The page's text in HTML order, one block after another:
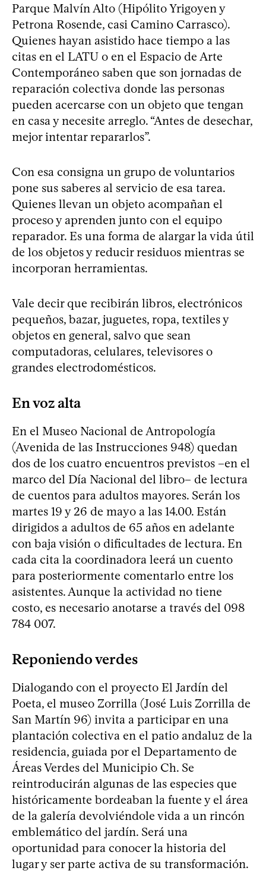
Parque Malvín Alto (Hipólito Yrigoyen y
Petrona Rosende, casi Camino Carrasco).
Quienes hayan asistido hace tiempo a las
citas en el LATU o en el Espacio de Arte
Contemporáneo saben que son jornadas de
reparación colectiva donde las personas
pueden acercarse con un objeto que tengan
en casa y necesite arreglo. “Antes de desechar,
mejor intentar repararlos”.
Con esa consigna un grupo de voluntarios
pone sus saberes al servicio de esa tarea.
Quienes llevan un objeto acompañan el
proceso y aprenden junto con el equipo
reparador. Es una forma de alargar la vida útil
de los objetos y reducir residuos mientras se
incorporan herramientas.
Vale decir que recibirán libros, electrónicos
pequeños, bazar, juguetes, ropa, textiles y
objetos en general, salvo que sean
computadoras, celulares, televisores o
grandes electrodomésticos.
En voz alta
En el Museo Nacional de Antropología
(Avenida de las Instrucciones 948) quedan
dos de los cuatro encuentros previstos –en el
marco del Día Nacional del libro– de lectura
de cuentos para adultos mayores. Serán los
martes 19 y 26 de mayo a las 14.00. Están
dirigidos a adultos de 65 años en adelante
con baja visión o dificultades de lectura. En
cada cita la coordinadora leerá un cuento
para posteriormente comentarlo entre los
asistentes. Aunque la actividad no tiene
costo, es necesario anotarse a través del 098
784 007.
Reponiendo verdes
Dialogando con el proyecto El Jardín del
Poeta, el museo Zorrilla (José Luis Zorrilla de
San Martín 96) invita a participar en una
plantación colectiva en el patio andaluz de la
residencia, guiada por el Departamento de
Áreas Verdes del Municipio Ch. Se
reintroducirán algunas de las especies que
históricamente bordeaban la fuente y el área
de la galería devolviéndole vida a un rincón
emblemático del jardín. Será una
oportunidad para conocer la historia del
lugar y ser parte activa de su transformación.